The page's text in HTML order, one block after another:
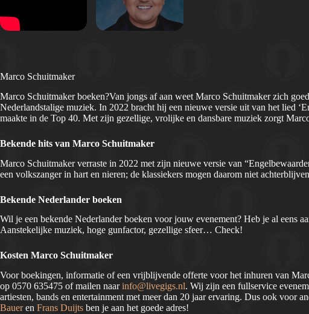
Marco Schuitmaker
Marco Schuitmaker boeken?Van jongs af aan weet Marco Schuitmaker zich
Nederlandstalige muziek. In 2022 bracht hij een nieuwe versie uit van het lied
maakte in de Top 40. Met zijn gezellige, vrolijke en dansbare muziek zorgt
Bekende hits van Marco Schuitmaker
Marco Schuitmaker verraste in 2022 met zijn nieuwe versie van
een volkszanger in hart en nieren; de klassiekers mogen daarom niet
Bekende Nederlander boeken
Wil je een bekende Nederlander boeken voor jouw evenement? Heb je al eens
Aanstekelijke muziek, hoge gunfactor, gezellige sfeer… Check!
Kosten Marco Schuitmaker
Voor boekingen, informatie of een vrijblijvende offerte voor het inhuren van
op 0570 635475 of mailen naarinfo@livegigs.nl. Wij zijn een fullservice
artiesten, bands en entertainment met meer dan 20 jaar ervaring. Dus ook voor
Baueren Frans Duijts ben je aan het goede adres!